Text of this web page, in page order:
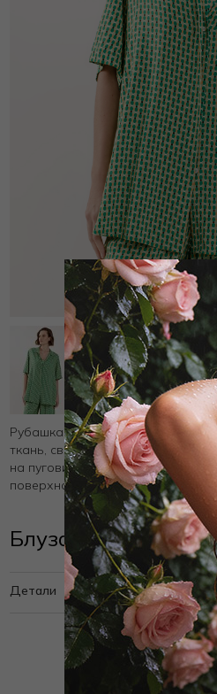
Рубашка с коротким рукавом из
ткань, свободный крой,
на пуговицах спереди,
поверхности.
Блуза J61379
Детали